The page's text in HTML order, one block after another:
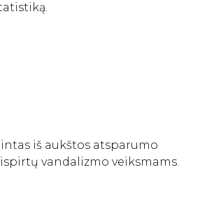
iš aukštos atsparumo
vandalizmo veiksmams.